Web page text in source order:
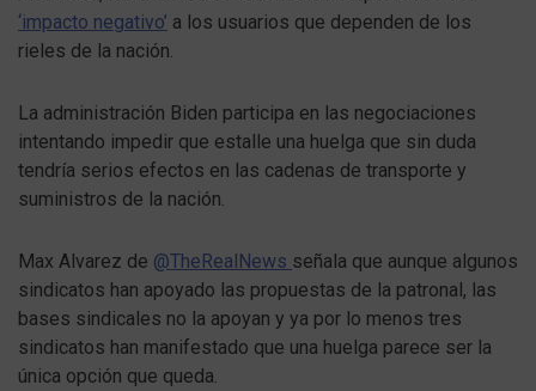
‘impacto negativo’ a los usuarios que dependen de los
rieles de la nación.
La administración Biden participa en las negociaciones
intentando impedir que estalle una huelga que sin duda
tendría serios efectos en las cadenas de transporte y
suministros de la nación.
Max Alvarez de @TheRealNews señala que aunque algunos
sindicatos han apoyado las propuestas de la patronal, las
bases sindicales no la apoyan y ya por lo menos tres
sindicatos han manifestado que una huelga parece ser la
única opción que queda.